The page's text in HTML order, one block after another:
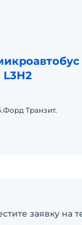
L3H2
Транзит.
заявку на